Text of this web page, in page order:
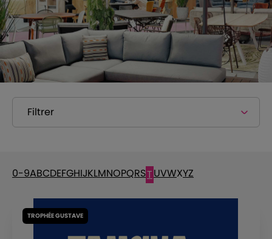
Filtrer
0-9ABCDEFGHIJKLMNOPQRSTUVWXYZ
TROPHÉE GUSTAVE